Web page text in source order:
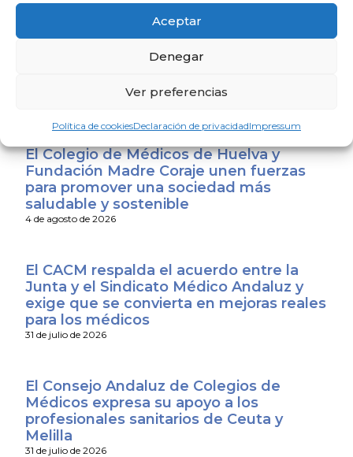
Aceptar
Denegar
Ver preferencias
Política de cookiesDeclaración de privacidadImpressum
La Escuela de Verano Sénior cierra su
programación con una charla sobre
personas mayores
El Colegio de Médicos de Huelva y
Fundación Madre Coraje unen fuerzas
para promover una sociedad más
saludable y sostenible
4 de agosto de 2026
El CACM respalda el acuerdo entre la
Junta y el Sindicato Médico Andaluz y
exige que se convierta en mejoras reales
para los médicos
31 de julio de 2026
El Consejo Andaluz de Colegios de
Médicos expresa su apoyo a los
profesionales sanitarios de Ceuta y
Melilla
31 de julio de 2026